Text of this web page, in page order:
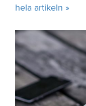
hela artikeln »